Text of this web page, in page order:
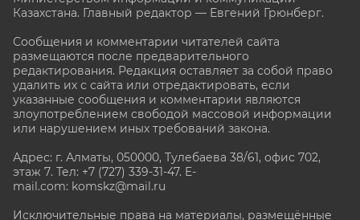
Казахстана. Главный редактор — Евгений Грюнберг.
Сообщения и комментарии читателей сайта
размещаются после предварительного
редактирования. Редакция оставляет за собой право
удалить их с сайта или отредактировать, если
указанные сообщения и комментарии являются
злоупотреблением свободой массовой информации
или нарушением иных требований закона.
Адрес: г. Алматы, 050000, Тулебаева 38/61, офис 702,
этаж 7. Тел: +7 (727) 339-31-47. E-
mail.com: komskz@mail.ru
Исключительные права на материалы, размещённые